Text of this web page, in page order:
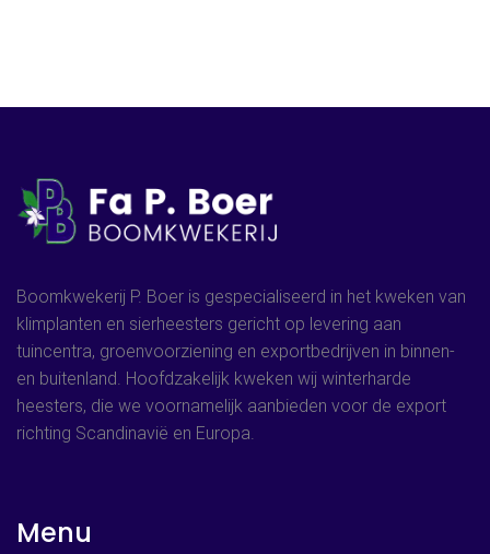
Boomkwekerij P. Boer is gespecialiseerd in het kweken van
klimplanten en sierheesters gericht op levering aan
tuincentra, groenvoorziening en exportbedrijven in binnen-
en buitenland. Hoofdzakelijk kweken wij winterharde
heesters, die we voornamelijk aanbieden voor de export
richting Scandinavië en Europa.
Menu